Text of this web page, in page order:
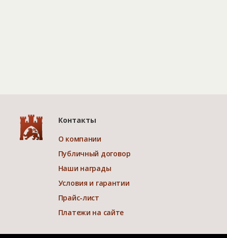
Контакты
О компании
Публичный договор
Наши награды
Условия и гарантии
Прайс-лист
Платежи на сайте